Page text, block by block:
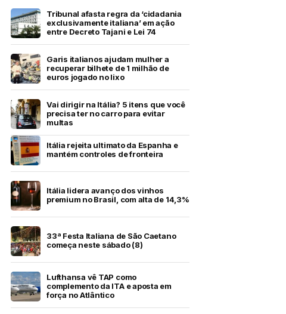
Tribunal afasta regra da ‘cidadania
exclusivamente italiana’ em ação
entre Decreto Tajani e Lei 74
Garis italianos ajudam mulher a
recuperar bilhete de 1 milhão de
euros jogado no lixo
Vai dirigir na Itália? 5 itens que você
precisa ter no carro para evitar
multas
Itália rejeita ultimato da Espanha e
mantém controles de fronteira
Itália lidera avanço dos vinhos
premium no Brasil, com alta de 14,3%
33ª Festa Italiana de São Caetano
começa neste sábado (8)
Lufthansa vê TAP como
complemento da ITA e aposta em
força no Atlântico